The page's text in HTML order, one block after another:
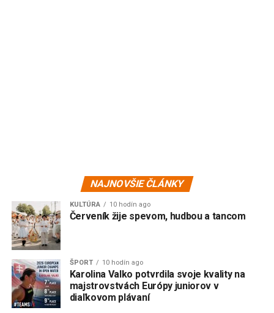
NAJNOVŠIE ČLÁNKY
KULTÚRA 10 hodín ago
Červeník žije spevom, hudbou a tancom
ŠPORT 10 hodín ago
Karolina Valko potvrdila svoje kvality na
majstrovstvách Európy juniorov v
diaľkovom plávaní